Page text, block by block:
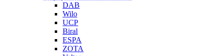
DAB
Wilo
UCP
Biral
ESPA
ZOTA